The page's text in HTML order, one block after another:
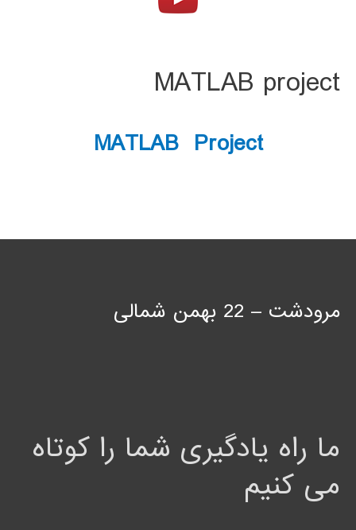
MATLAB project
MATLAB Project
مرودشت – 22 بهمن شمالی
ما راه یادگیری شما را کوتاه
می کنیم